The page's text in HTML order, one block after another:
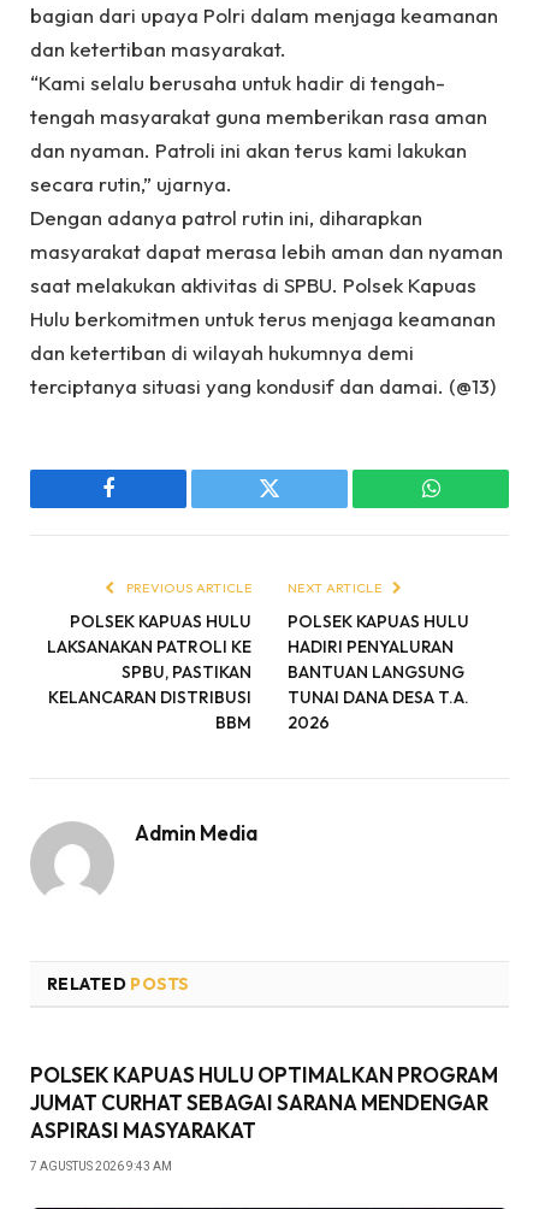
bagian dari upaya Polri dalam menjaga keamanan
dan ketertiban masyarakat.
“Kami selalu berusaha untuk hadir di tengah-
tengah masyarakat guna memberikan rasa aman
dan nyaman. Patroli ini akan terus kami lakukan
secara rutin,” ujarnya.
Dengan adanya patrol rutin ini, diharapkan
masyarakat dapat merasa lebih aman dan nyaman
saat melakukan aktivitas di SPBU. Polsek Kapuas
Hulu berkomitmen untuk terus menjaga keamanan
dan ketertiban di wilayah hukumnya demi
terciptanya situasi yang kondusif dan damai. (@13)
Facebook Twitter WhatsApp
PREVIOUS ARTICLE
POLSEK KAPUAS HULU
LAKSANAKAN PATROLI KE
SPBU, PASTIKAN
KELANCARAN DISTRIBUSI
BBM
NEXT ARTICLE
POLSEK KAPUAS HULU
HADIRI PENYALURAN
BANTUAN LANGSUNG
TUNAI DANA DESA T.A.
2026
Admin Media
RELATED POSTS
POLSEK KAPUAS HULU OPTIMALKAN PROGRAM
JUMAT CURHAT SEBAGAI SARANA MENDENGAR
ASPIRASI MASYARAKAT
7 AGUSTUS 2026 9:43 AM